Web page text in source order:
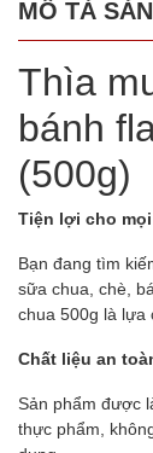
MÔ TẢ
Thìa
bánh
(500g)
Tiện lợi cho
Bạn đang tìm
sữa chua, chè,
chua 500g là lựa
Chất liệu an
Sản phẩm được
thực phẩm,